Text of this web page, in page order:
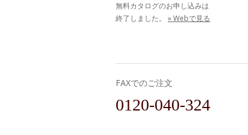
無料カタログのお申し込みは
終了しました。 » Webで見る
FAXでのご注文
0120-040-324